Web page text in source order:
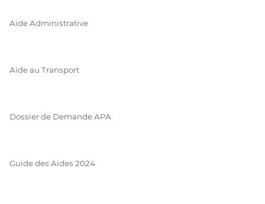
Aide Administrative
Aide au Transport
Dossier de Demande APA
Guide des Aides 2024